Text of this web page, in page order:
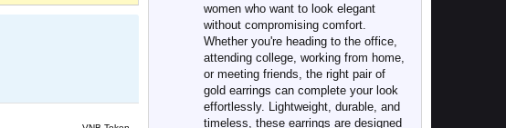
women who want to look elegant
without compromising comfort.
Whether you're heading to the office,
attending college, working from home,
or meeting friends, the right pair of
gold earrings can complete your look
effortlessly. Lightweight, durable, and
timeless, these earrings are designed